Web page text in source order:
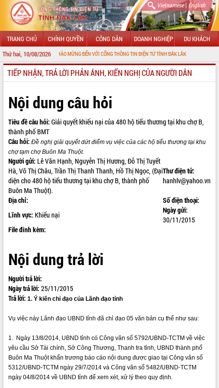
Vietnamese| English
TRANG CHỦ CHÍNH QUYỀN CÔNG DÂN DOANH NGHIỆP DU KHÁCH
Thứ hai, 10/08/2026CHÀO MỪNG ĐẾN VỚI CỔNG THÔNG TIN ĐIỆN TỬ TỈNH ĐẮK LẮK
GIỚI THIỆU
TIN TỨC SỰ KIỆN
SỞ, BAN, NGÀNH
UBND CÁC XÃ, PHƯỜNG
THÔNG TIN CHỈ ĐẠO ĐIỀU HÀNH
HỆ THỐNG VĂN BẢN
VĂN BẢN HĐND TỈNH
ĐIỂM TIN VĂN BẢN
QUY HOẠCH - KẾ HOẠCH
TIẾP NHẬN, TRẢ LỜI PHẢN ÁNH, KIẾN NGHỊ CỦA NGƯỜI DÂN
Nội dung câu hỏi
Tiêu đề câu hỏi: Giải quyết khiếu nại của 480 hộ tiểu thương tại khu chợ B,
thành phố BMT
Câu hỏi: Đề nghị giải quyết dứt điểm vụ việc của các hộ tiểu thương tại khu
chợ tạm chợ Buôn Ma Thuột.
Người gửi: Lê Văn Hạnh, Nguyễn Thị Hương, Đỗ Thị Tuyết
Hà, Võ Thị Châu, Trần Thị Thanh Thanh, Hồ Thị Ngọc, (Đại
diện cho 480 hộ tiểu thương tại khu chợ B, thành phố
Buôn Ma Thuột).
Thư điện tử:
hanhlv@yahoo.vn
Địa chỉ:
Số điện thoại:
Lĩnh vực: Khiếu nại
Ngày gửi:
30/11/2015
File đính kèm:
Nội dung trả lời
Người trả lời:
Ngày trả lời: 25/11/2015
Trả lời: 1. Ý kiến chỉ đạo của Lãnh đạo tỉnh
Vụ việc này Lãnh đạo UBND tỉnh đã chỉ đạo 05 văn bản cụ thể như sau:
1. Ngày 13/8/2014, UBND tỉnh có Công văn số 5792/UBND-TCTM về việc
yêu cầu Sở Tài chính, Sở Công Thương, Thanh tra tỉnh, UBND thành phố
Buôn Ma Thuột khẩn trương báo cáo nội dung được giao tại Công văn số
5312/UBND-TCTM ngày 29/7/2014 và Công văn số 5482/UBND-TCTM
ngày 04/8/2014 về UBND tỉnh để xem xét, xử lý theo quy định.